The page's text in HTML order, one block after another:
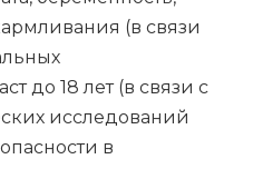
(в связи
до 18 лет (в связи с
исследований
в